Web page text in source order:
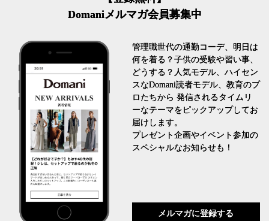
Domaniメルマガ会員募集中
管理職世代の通勤コーデ、明日は
何を着る？子供の受験や習い事、
どうする？人気モデル、ハイセン
スなDomani読者モデル、教育のプ
ロたちから 発信されるタイムリ
ーなテーマをピックアップしてお
届けします。
プレゼント企画やイベント参加の
スペシャルなお知らせも！
メルマガに登録する